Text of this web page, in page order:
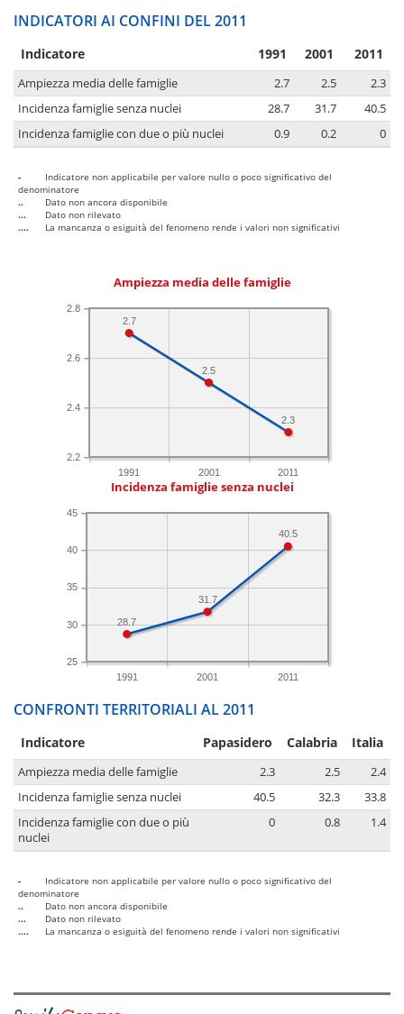
INDICATORI AI CONFINI DEL 2011
Indicatore 1991 2001 2011
Ampiezza media delle famiglie 2.7 2.5
2.3
Incidenza famiglie senza nuclei
28.7 31.7
40.5
Incidenza famiglie con due o più nuclei
0.9 0.2 0
-
Indicatore non applicabile per valore nullo o poco significativo del
denominatore
..
Dato non ancora disponibile
...
Dato non rilevato
....
La mancanza o esiguità del fenomeno rende i valori non significativi
Ampiezza media delle famiglie
1991 2001 2011
2.2
2.4
2.6
2.8
2.3
2.5
2.7
Incidenza famiglie senza nuclei
1991 2001 2011
25
30
35
40
45
40.5
31.7
28.7
CONFRONTI TERRITORIALI AL 2011
Indicatore Papasidero Calabria Italia
Ampiezza media delle famiglie 2.3 2.5
2.4
Incidenza famiglie senza nuclei
40.5 32.3
33.8
Incidenza famiglie con due o più
nuclei
0 0.8 1.4
-
Indicatore non applicabile per valore nullo o poco significativo del
denominatore
..
Dato non ancora disponibile
...
Dato non rilevato
....
La mancanza o esiguità del fenomeno rende i valori non significativi